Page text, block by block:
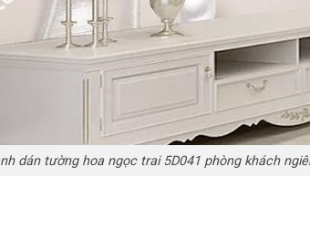
dán tường hoa ngọc trai 5D041 phòng khách